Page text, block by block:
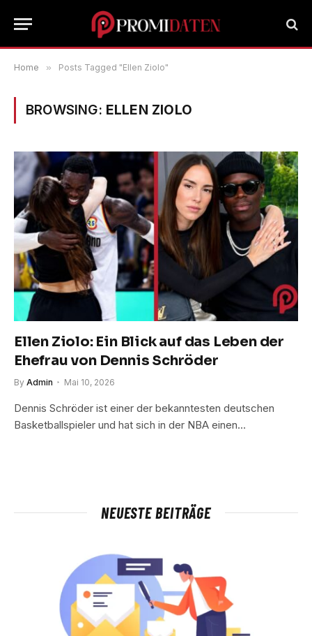
Home » Posts Tagged "Ellen Ziolo"
BROWSING: ELLEN ZIOLO
Ellen Ziolo: Ein Blick auf das Leben der
Ehefrau von Dennis Schröder
By Admin Mai 10, 2026
Dennis Schröder ist einer der bekanntesten deutschen
Basketballspieler und hat sich in der NBA einen…
NEUESTE BEITRÄGE